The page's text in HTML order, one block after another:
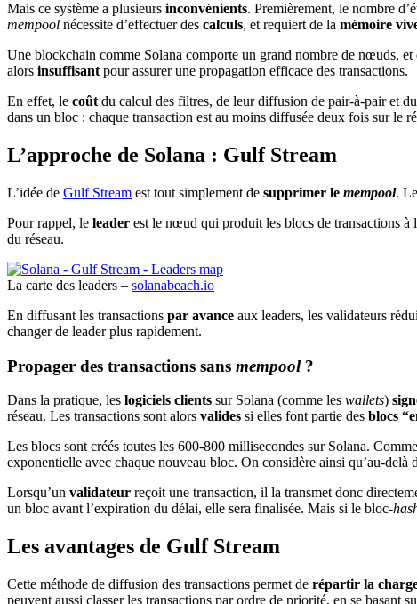
Mais ce système a plusieurs inconvénients. Premièrement, le nombre
mempool nécessite d’effectuer des calculs, et requiert de la mémoire
Une blockchain comme Solana comporte un grand nombre de nœuds, et
alors insuffisant pour assurer une propagation efficace des transactions.
En effet, le coût du calcul des filtres, de leur diffusion de pair-à-pair et
dans un bloc : chaque transaction est au moins diffusée deux fois sur le
L’approche de Solana : Gulf Stream
L’idée de Gulf Stream est tout simplement de supprimer le mempool.
Pour rappel, le leader est le nœud qui produit les blocs de transactions à
du réseau.
La carte des leaders – solanabeach.io
En diffusant les transactions par avance aux leaders, les validateurs
changer de leader plus rapidement.
Propager des transactions sans mempool?
Dans la pratique, les logiciels clients sur Solana (comme les wallets)
réseau. Les transactions sont alors valides si elles font partie des blocs
Les blocs sont créés toutes les 600-800 millisecondes sur Solana.
exponentielle avec chaque nouveau bloc. On considère ainsi qu’au-delà
Lorsqu’un validateur reçoit une transaction, il la transmet donc
un bloc avant l’expiration du délai, elle sera finalisée. Mais si le bloc-
Les avantages de Gulf Stream
Cette méthode de diffusion des transactions permet de répartir la
peuvent aussi classer les transactions par ordre de priorité, en se basant